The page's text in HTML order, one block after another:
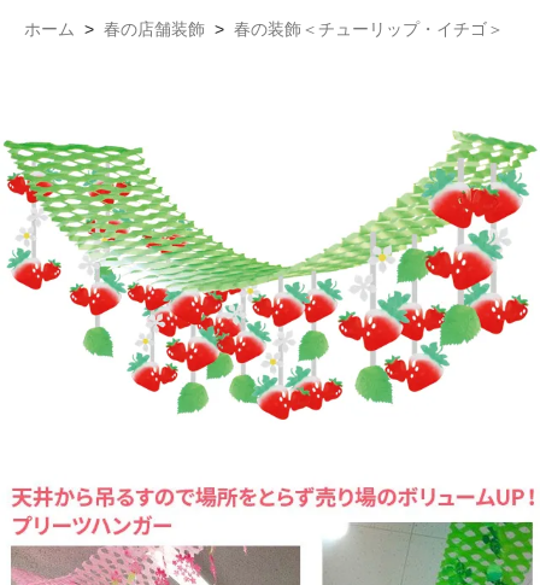
ホーム > 春の店舗装飾 > 春の装飾＜チューリップ・イチゴ＞